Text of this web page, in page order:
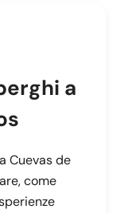
a
Cuevas de
come